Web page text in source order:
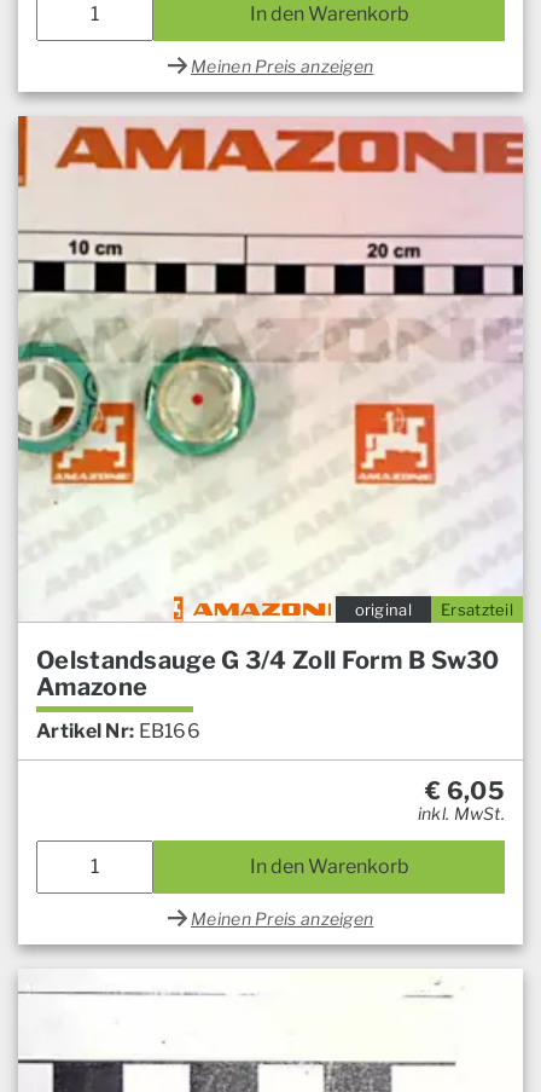
In den Warenkorb
Meinen Preis anzeigen
Ersatzteil
original
Oelstandsauge G 3/4 Zoll Form B Sw30
Amazone
Artikel Nr: EB166
€ 6,05
inkl. MwSt.
In den Warenkorb
Meinen Preis anzeigen